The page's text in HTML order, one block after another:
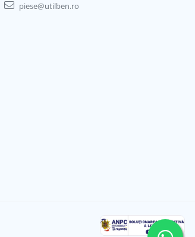
piese@utilben.ro